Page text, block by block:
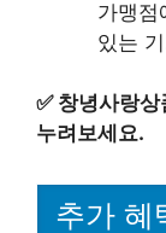
가맹점
있는
✅ 창녕사랑상
누려보세요.
추가 혜